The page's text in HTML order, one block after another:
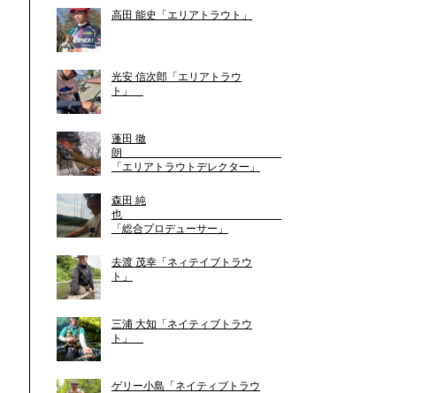
高田 能史「エリアトラウト」
光安 信次郎「エリアトラウ
ト」
蓬田 徹
朗
「エリアトラウトデレクター」
森田 純
也
「総合プロデューサー」
去渡 茂幸「ネィテイブトラウ
ト」
三浦 大知「ネイティブトラウ
ト」
ゲリー小島「ネイティブトラウ